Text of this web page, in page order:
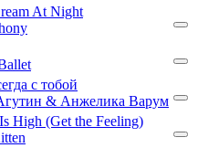
At Night
с тобой
& Анжелика Варум
High (Get the Feeling)